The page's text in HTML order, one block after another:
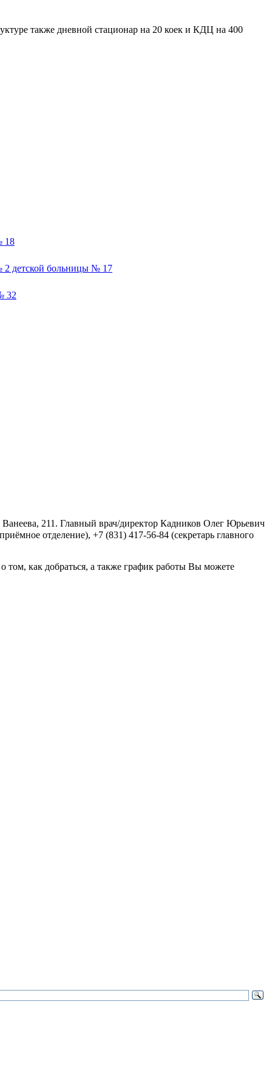
также дневной стационар на 20 коек и КДЦ на 400
18
детской больницы № 17
32
211. Главный врач/директор Кадников Олег Юрьевич
отделение), +7 (831) 417-56-84 (секретарь главного
как добраться, а также график работы Вы можете